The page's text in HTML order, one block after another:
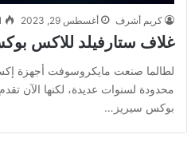
كريم أشرف أغسطس 29, 2023
غلاف ستارفيلد للاكس
لطالما صنعت مايكروسوفت أجهزة
محدودة لسنوات عديدة، لكنها الآن
بوكس سيريز…